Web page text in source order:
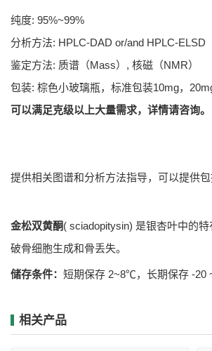
纯度: 95%~99%
分析方法: HPLC-DAD or/and HPLC-ELSD
鉴定方法: 质谱（Mass）, 核磁（NMR）
包装: 棕色小玻璃瓶，标准包装10mg，
可以满足克级以上大量需求，详情请咨询。
提供相关图谱和分析方法指导，可以提供
金松双黄酮( sciadopitysin) 是银杏叶中的
破骨细胞生成和骨丢失。
储存条件： 短期保存 2~8℃，长期保存 -20
相关产品